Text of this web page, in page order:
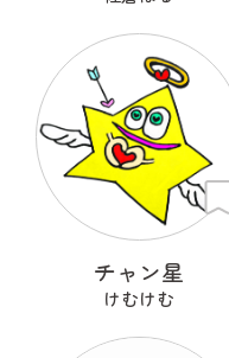
チャン星
けむけむ